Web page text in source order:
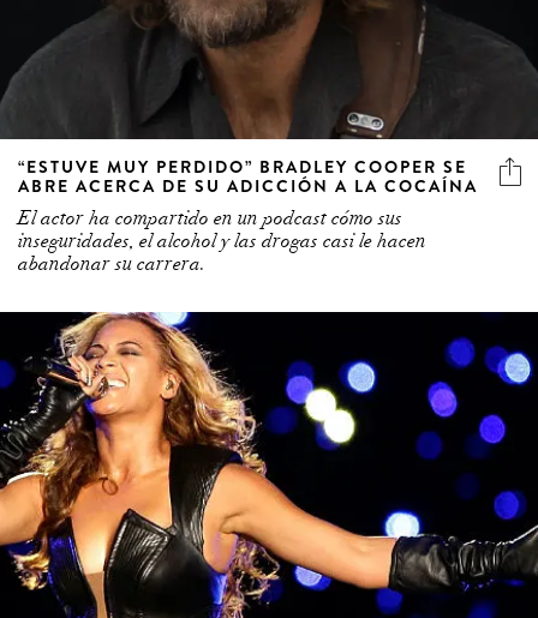
“ESTUVE MUY PERDIDO” BRADLEY COOPER SE
ABRE ACERCA DE SU ADICCIÓN A LA COCAÍNA
El actor ha compartido en un podcast cómo sus
inseguridades, el alcohol y las drogas casi le hacen
abandonar su carrera.